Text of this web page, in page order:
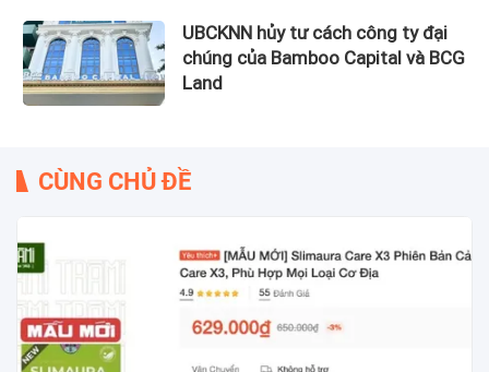
UBCKNN hủy tư cách công ty đại
chúng của Bamboo Capital và BCG
Land
CÙNG CHỦ ĐỀ